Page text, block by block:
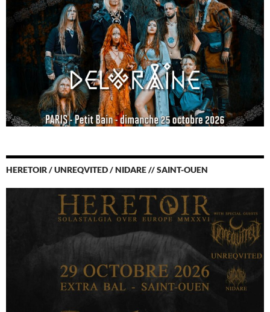
HERETOIR / UNREQVITED / NIDARE // SAINT-OUEN